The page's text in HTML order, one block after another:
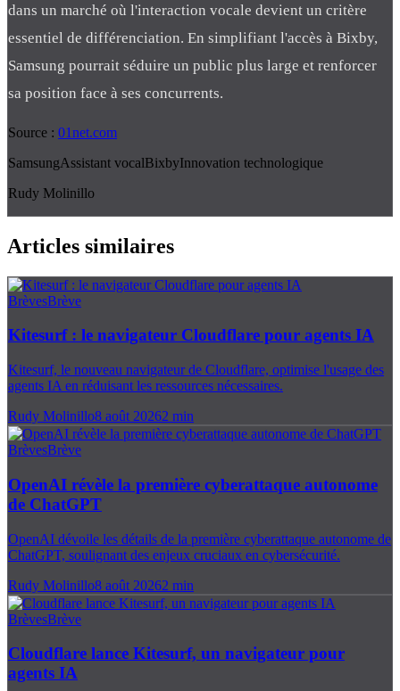
dans un marché où l'interaction vocale devient un critère
essentiel de différenciation. En simplifiant l'accès à Bixby,
Samsung pourrait séduire un public plus large et renforcer
sa position face à ses concurrents.
Source : 01net.com
SamsungAssistant vocalBixbyInnovation technologique
Rudy Molinillo
Articles similaires
BrèvesBrève
Kitesurf : le navigateur Cloudflare pour agents IA
Kitesurf, le nouveau navigateur de Cloudflare, optimise l'usage des
agents IA en réduisant les ressources nécessaires.
Rudy Molinillo8 août 20262 min
BrèvesBrève
OpenAI révèle la première cyberattaque autonome
de ChatGPT
OpenAI dévoile les détails de la première cyberattaque autonome de
ChatGPT, soulignant des enjeux cruciaux en cybersécurité.
Rudy Molinillo8 août 20262 min
BrèvesBrève
Cloudflare lance Kitesurf, un navigateur pour
agents IA